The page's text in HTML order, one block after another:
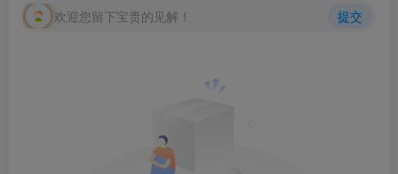
欢迎您留下宝贵的见解！ 提交